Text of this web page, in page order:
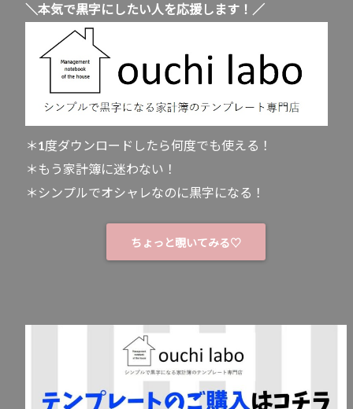
＼本気で黒字にしたい人を応援します！／
＊1度ダウンロードしたら何度でも使える！
＊もう家計簿に迷わない！
＊シンプルでオシャレなのに黒字になる！
ちょっと覗いてみる♡